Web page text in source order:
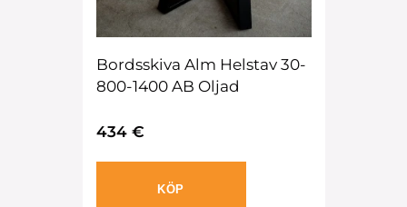
Bordsskiva Alm Helstav 30-
800-1400 AB Oljad
434 €
KÖP